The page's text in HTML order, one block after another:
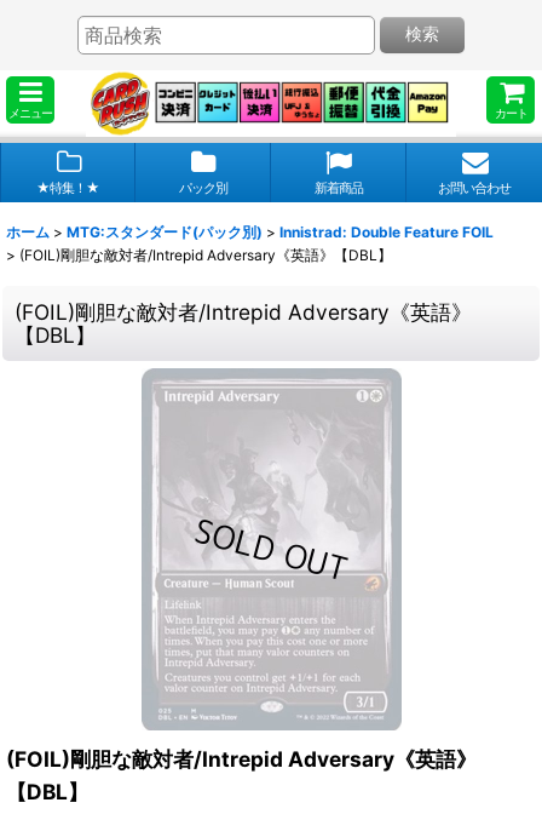
メニュー カート
検索
★特集！★ パック別 新着商品 お問い合わせ
ホーム > MTG:スタンダード(パック別) > Innistrad: Double Feature FOIL
> (FOIL)剛胆な敵対者/Intrepid Adversary《英語》【DBL】
(FOIL)剛胆な敵対者/Intrepid Adversary《英語》
【DBL】
(FOIL)剛胆な敵対者/Intrepid Adversary《英語》
【DBL】